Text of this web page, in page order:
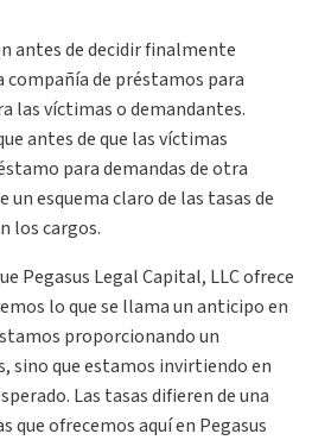
antes de decidir finalmente
compañía de préstamos para
las víctimas o demandantes.
antes de que las víctimas
para demandas de otra
esquema claro de las tasas de
los cargos.
Pegasus Legal Capital, LLC ofrece
lo que se llama un anticipo en
proporcionando un
sino que estamos invirtiendo en
Las tasas difieren de una
que ofrecemos aquí en Pegasus